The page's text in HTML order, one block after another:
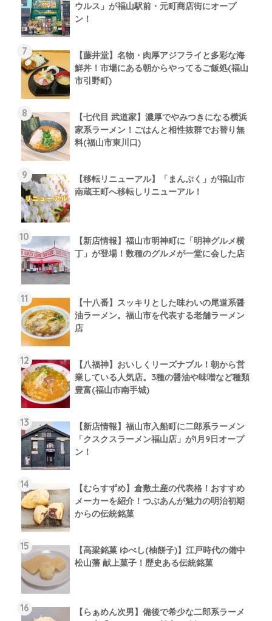
ウルス」が福山駅前・元町商店街にオープ
ン！
【藤井堂】名物・肉厚アジフライと多彩な海
鮮丼！市場にある朝からやってるご飯処(福山
市引野町)
【七代目 武道家】濃厚でやみつきになる横浜
家系ラーメン！ごはんと相性抜群でお替り無
料(福山市東川口)
【移転リニューアル】「まんぷく」が福山市
南蔵王町へ移転しリニューアル！
【新店情報】福山市明神町に「明神グルメ横
丁」が登場！数種のグルメが一堂に会した店
【十八番】スッキリとした味わいの尾道系醤
油ラーメン。福山市を代表する老舗ラーメン
店
【八福神】おいしくリーズナブル！朝から営
業している人気店。3種の醤油や味噌など種類
豊富(福山市南手城)
【新店情報】福山市入船町に二郎系ラーメン
「クスクスラーメン福山店」が1月9日オープ
ン！
【むらすずめ】倉敷土産の代表格！おすすめ
メーカーを紹介！つぶあんが魅力の明治初期
からの伝統銘菓
【高梁銘菓 ゆべし(柚餅子)】江戸時代の備中
松山藩 献上菓子！歴史ある伝統銘菓
【らぁめん次男】備後で希少な二郎系ラーメ